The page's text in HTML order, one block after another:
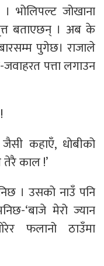
भोलिपल्ट जोखाना
बताएछन् । अब के
पुगेछ। राजाले
पत्ता लगाउन
जैसी कहाएँ, धोबीको
काल !’
। उसको नाउँ पनि
‘बाजे मेरो ज्यान
फलानो ठाउँमा